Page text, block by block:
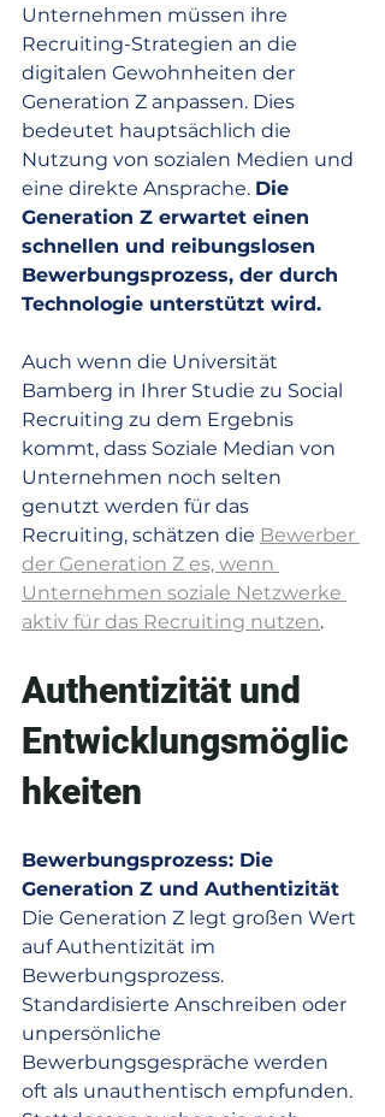
Unternehmen müssen ihre
Recruiting-Strategien an die
digitalen Gewohnheiten der
Generation Z anpassen. Dies
bedeutet hauptsächlich die
Nutzung von sozialen Medien und
eine direkte Ansprache. Die
Generation Z erwartet einen
schnellen und reibungslosen
Bewerbungsprozess, der durch
Technologie unterstützt wird.
Auch wenn die Universität
Bamberg in Ihrer Studie zu Social
Recruiting zu dem Ergebnis
kommt, dass Soziale Median von
Unternehmen noch selten
genutzt werden für das
Recruiting, schätzen die Bewerber
der Generation Z es, wenn
Unternehmen soziale Netzwerke
aktiv für das Recruiting nutzen.
Authentizität und
Entwicklungsmöglic
hkeiten
Bewerbungsprozess: Die
Generation Z und Authentizität
Die Generation Z legt großen Wert
auf Authentizität im
Bewerbungsprozess.
Standardisierte Anschreiben oder
unpersönliche
Bewerbungsgespräche werden
oft als unauthentisch empfunden.